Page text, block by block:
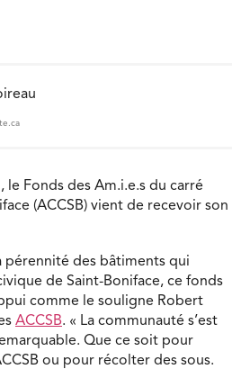
le Fonds des Am.i.e.s du carré
(ACCSB) vient de recevoir son
pérennité des bâtiments qui
de Saint-Boniface, ce fonds
comme le souligne Robert
ACCSB. « La communauté s’est
Que ce soit pour
ou pour récolter des sous.